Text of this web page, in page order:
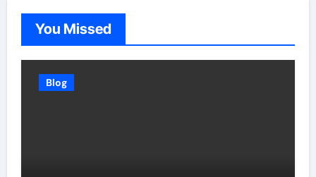
You Missed
Blog